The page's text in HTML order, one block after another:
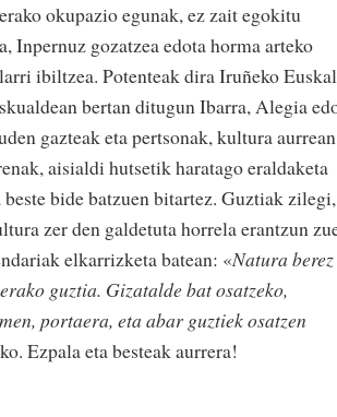
okupazio egunak, ez zait egokitu
Inpernuz gozatzea edota horma arteko
ibiltzea. Potenteak dira Iruñeko Euskal
bertan ditugun Ibarra, Alegia
gazteak eta pertsonak, kultura aurrean
aisialdi hutsetik haratago eraldaketa
bide batzuen bitartez. Guztiak zilegi,
zer den galdetuta horrela erantzun
elkarrizketa batean: «Natura berez
guztia. Gizatalde bat osatzeko,
portaera, eta abar guztiek osatzen
Ezpala eta besteak aurrera!